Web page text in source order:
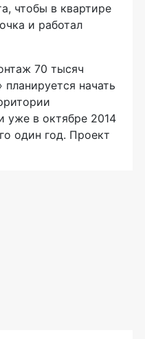
чтобы в квартире
и работал
70 тысяч
начать
уже в октябре 2014
один год. Проект